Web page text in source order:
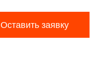
Оставить заявку